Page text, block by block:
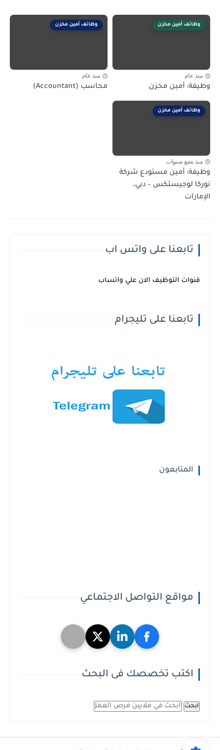
وظائف أمين مخزن
منذ عام
وظيفة: أمين مخزن
وظائف أمين مخزن
منذ عام
محاسب (Accountant)
وظائف أمين مخزن
منذ بضع سنوات
وظيفة: أمين مستودع شركة
نوركا لوجيستكس – دبي،
الإمارات
تابعنا على واتس اب
قنوات التوظيف الان علي واتساب
تابعنا على تليجرام
المتابعون
مواقع التواصل الاجتماعي
اكتب تخصصك فى البحث
ابحث